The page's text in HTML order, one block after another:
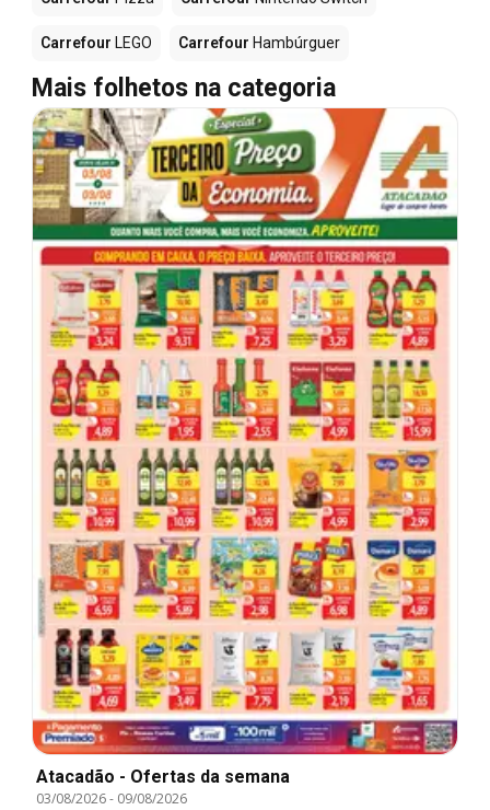
Carrefour LEGO Carrefour Hambúrguer
Mais folhetos na categoria
Atacadão - Ofertas da semana
03/08/2026- 09/08/2026